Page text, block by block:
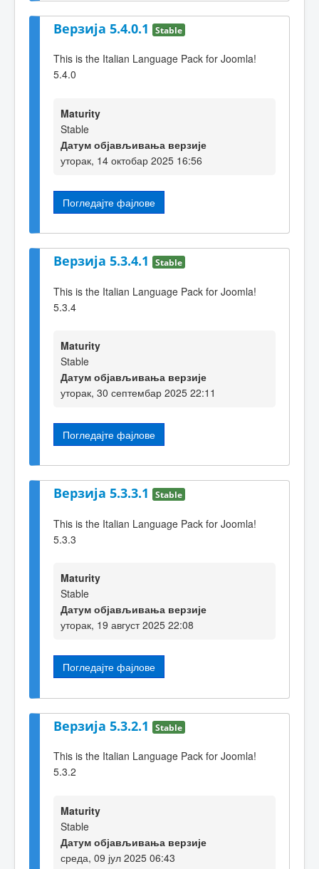
Верзија 5.4.0.1 Stable
This is the Italian Language Pack for Joomla!
5.4.0
Maturity
Stable
Датум објављивања верзије
уторак, 14 октобар 2025 16:56
Погледајте фајлове
Верзија 5.3.4.1 Stable
This is the Italian Language Pack for Joomla!
5.3.4
Maturity
Stable
Датум објављивања верзије
уторак, 30 септембар 2025 22:11
Погледајте фајлове
Верзија 5.3.3.1 Stable
This is the Italian Language Pack for Joomla!
5.3.3
Maturity
Stable
Датум објављивања верзије
уторак, 19 август 2025 22:08
Погледајте фајлове
Верзија 5.3.2.1 Stable
This is the Italian Language Pack for Joomla!
5.3.2
Maturity
Stable
Датум објављивања верзије
среда, 09 јул 2025 06:43